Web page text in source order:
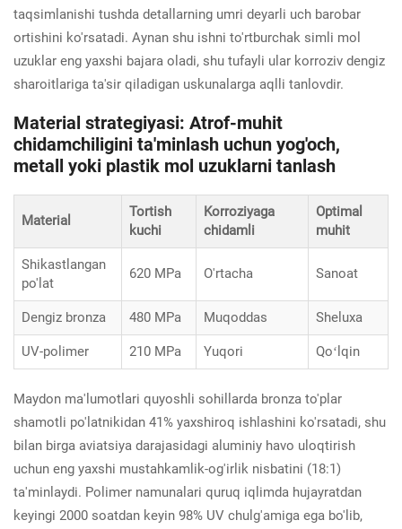
taqsimlanishi tushda detallarning umri deyarli uch barobar
ortishini ko'rsatadi. Aynan shu ishni to'rtburchak simli mol
uzuklar eng yaxshi bajara oladi, shu tufayli ular korroziv dengiz
sharoitlariga ta'sir qiladigan uskunalarga aqlli tanlovdir.
Material strategiyasi: Atrof-muhit
chidamchiligini ta'minlash uchun yog'och,
metall yoki plastik mol uzuklarni tanlash
Material
Tortish
kuchi
Korroziyaga
chidamli
Optimal
muhit
Shikastlangan
po'lat
620 MPa O'rtacha Sanoat
Dengiz bronza 480 MPa Muqoddas Sheluxa
UV-polimer 210 MPa Yuqori Qoʻlqin
Maydon ma'lumotlari quyoshli sohillarda bronza to'plar
shamotli po'latnikidan 41% yaxshiroq ishlashini ko'rsatadi, shu
bilan birga aviatsiya darajasidagi aluminiy havo uloqtirish
uchun eng yaxshi mustahkamlik-og'irlik nisbatini (18:1)
ta'minlaydi. Polimer namunalari quruq iqlimda hujayratdan
keyingi 2000 soatdan keyin 98% UV chulg'amiga ega bo'lib,